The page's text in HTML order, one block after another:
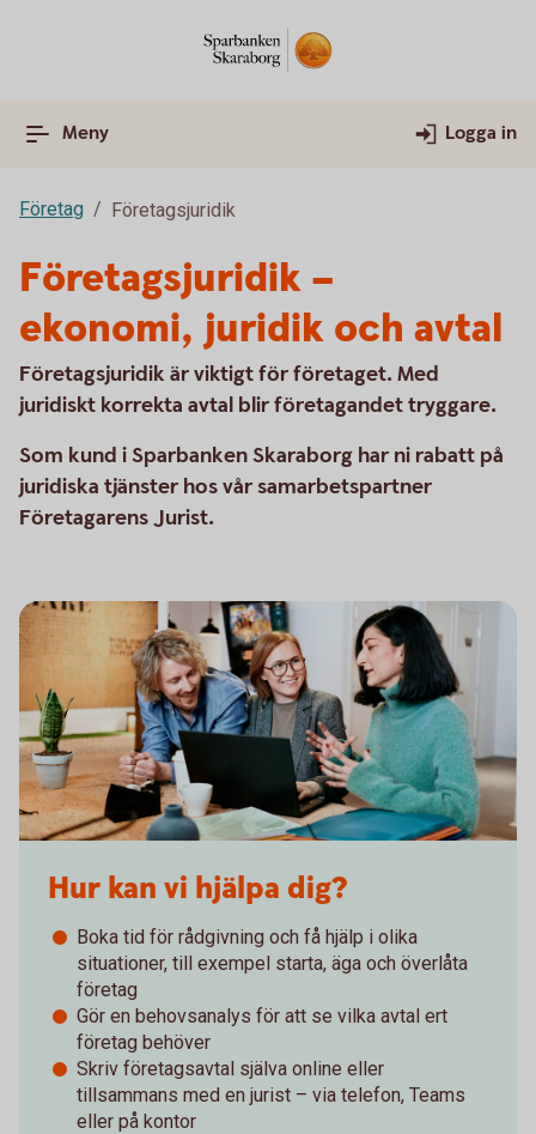
Meny Logga in
Företag Företagsjuridik
Företagsjuridik –
ekonomi, juridik och avtal
Företagsjuridik är viktigt för företaget. Med
juridiskt korrekta avtal blir företagandet tryggare.
Som kund i Sparbanken Skaraborg har ni rabatt på
juridiska tjänster hos vår samarbetspartner
Företagarens Jurist.
Hur kan vi hjälpa dig?
Boka tid för rådgivning och få hjälp i olika
situationer, till exempel starta, äga och överlåta
företag
Gör en behovsanalys för att se vilka avtal ert
företag behöver
Skriv företagsavtal själva online eller
tillsammans med en jurist – via telefon, Teams
eller på kontor